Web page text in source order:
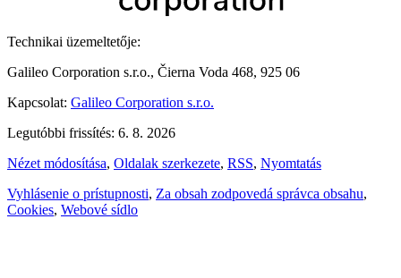
Technikai üzemeltetője:
Galileo Corporation s.r.o., Čierna Voda 468, 925 06
Kapcsolat: Galileo Corporation s.r.o.
Legutóbbi frissítés: 6. 8. 2026
Nézet módosítása, Oldalak szerkezete, RSS, Nyomtatás
Vyhlásenie o prístupnosti, Za obsah zodpovedá správca obsahu,
Cookies, Webové sídlo